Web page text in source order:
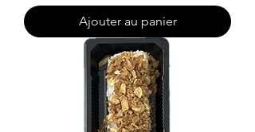
Ajouter au panier